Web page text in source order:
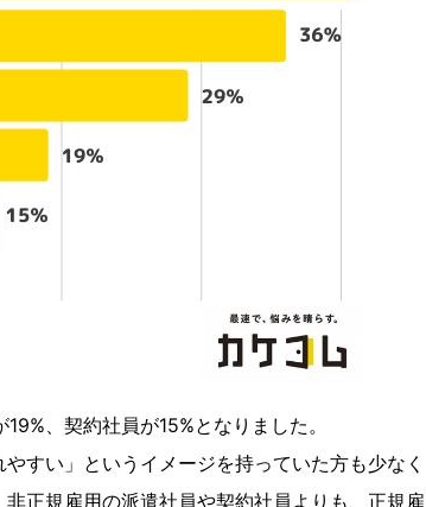
、契約社員が15%となりました。
すい」というイメージを持っていた方も少なく
正規雇用の派遣社員や契約社員よりも、正規雇